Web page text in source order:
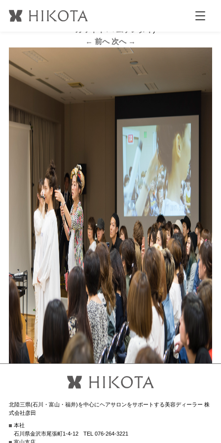
公開日時:
2017.5.30 2123 × 1413
かあこ ヘアアレンジセミナ
← 前へ 次へ →
北陸三県(石川・富山・福井)を中心にヘアサロンをサポートする美容ディーラー 株
式会社彦田
本社
石川県金沢市尾張町1-4-12
TEL 076-264-3221